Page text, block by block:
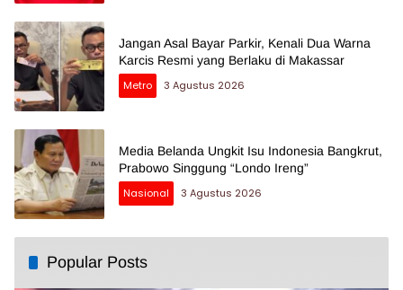
Jangan Asal Bayar Parkir, Kenali Dua Warna
Karcis Resmi yang Berlaku di Makassar
Metro
3 Agustus 2026
Media Belanda Ungkit Isu Indonesia Bangkrut,
Prabowo Singgung “Londo Ireng”
Nasional
3 Agustus 2026
Popular Posts